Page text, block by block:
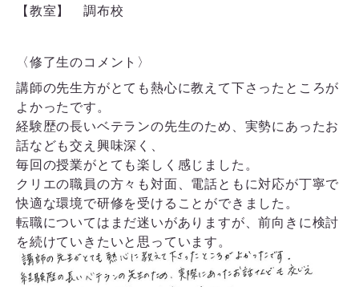
【教室】
調布校
〈修了生のコメント〉
講師の先生方がとても熱心に教えて下さったところが
よかったです。
経験歴の長いベテランの先生のため、実勢にあったお
話なども交え興味深く、
毎回の授業がとても楽しく感じました。
クリエの職員の方々も対面、電話ともに対応が丁寧で
快適な環境で研修を受けることができました。
転職についてはまだ迷いがありますが、前向きに検討
を続けていきたいと思っています。